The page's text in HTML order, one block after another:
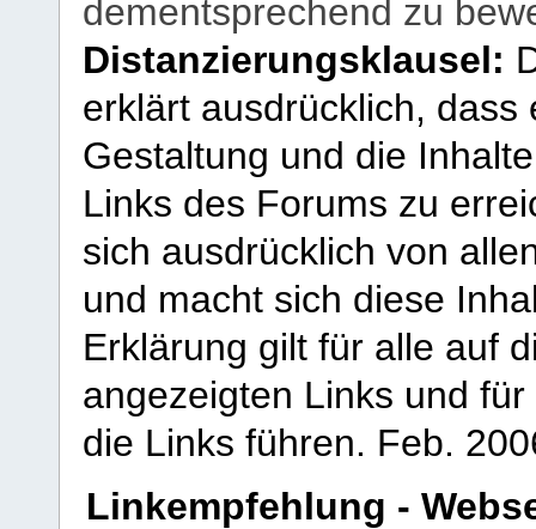
dementsprechend zu
Distanzierungsklausel:
erklärt ausdrücklich,
Gestaltung und die
Links des Forums zu
sich ausdrücklich von
und macht sich diese
Erklärung gilt für alle auf
angezeigten Links und
die Links führen. Feb.
Linkempfehlung -